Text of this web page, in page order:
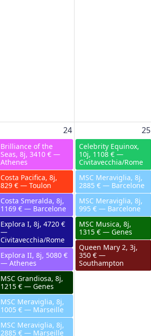
24
Brilliance of the
Seas, 8j, 3410 € —
Athenes
Costa Pacifica, 8j,
829 € — Toulon
Costa Smeralda, 8j,
1169 € — Barcelone
Explora I, 8j, 4720 €
—
Civitavecchia/Rome
Explora II, 8j, 5080 €
— Athenes
MSC Grandiosa, 8j,
1215 € — Genes
MSC Meraviglia, 8j,
1005 € — Marseille
MSC Meraviglia, 8j,
2885 € — Marseille
25
Celebrity Equinox,
10j, 1108 € —
Civitavecchia/Rome
MSC Meraviglia, 8j,
2885 € — Barcelone
MSC Meraviglia, 8j,
995 € — Barcelone
MSC Musica, 8j,
1315 € — Genes
Queen Mary 2, 3j,
350 € —
Southampton